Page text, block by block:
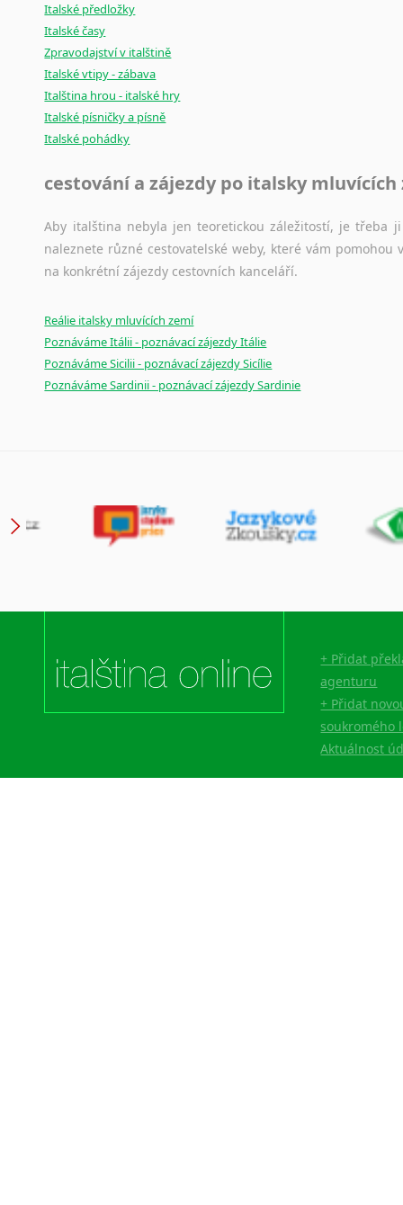
Italské předložky
Italské časy
Zpravodajství v italštině
Italské vtipy - zábava
Italština hrou - italské hry
Italské písničky a písně
Italské pohádky
cestování a zájezdy po italsky mluvících
Aby italština nebyla jen teoretickou záležitostí, je třeba
naleznete různé cestovatelské weby, které vám
na konkrétní zájezdy cestovních kanceláří.
Reálie italsky mluvících zemí
Poznáváme Itálii - poznávací zájezdy Itálie
Poznáváme Sicilii - poznávací zájezdy Sicílie
Poznáváme Sardinii - poznávací zájezdy Sardinie
+ Přidat
agenturu
+ Přidat
soukromého
Aktuálnost